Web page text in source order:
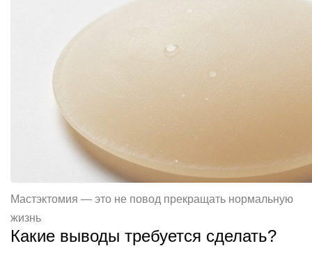
Мастэктомия — это не повод прекращать нормальную
жизнь
Какие выводы требуется сделать?